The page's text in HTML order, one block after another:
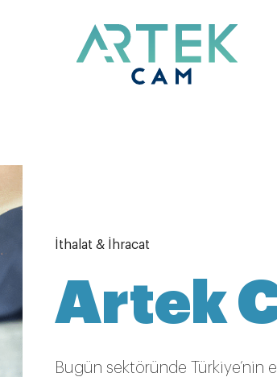
İthalat & İhracat
Artek
Bugün sektöründe Türkiye’nin